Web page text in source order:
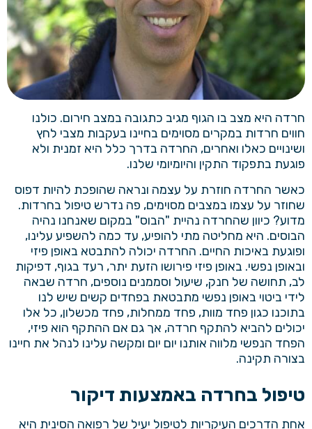
חרדה היא מצב בו הגוף מגיב כתגובה במצב חירום. כולנו
חווים חרדות במקרים מסוימים בחיינו בעקבות מצבי לחץ
ושינויים כאלו ואחרים, החרדה בדרך כלל היא זמנית ולא
פוגעת בתפקוד התקין והיומיומי שלנו.
כאשר החרדה חוזרת על עצמה ונראה שהופכת להיות דפוס
שחוזר על עצמו במצבים מסוימים, פה נדרש טיפול בחרדות.
מדוע? כיוון שהחרדה נהיית "הבוס" במקום שאנחנו נהיה
הבוסים. היא מחליטה מתי להופיע, עד כמה להשפיע עלינו,
ופוגעת באיכות החיים. החרדה יכולה להתבטא באופן פיזי
ובאופן נפשי. באופן פיזי פירושו הזעת יתר, רעד בגוף, דפיקות
לב, תחושה של חנק, שיעול וסממנים נוספים, חרדה שבאה
לידי ביטוי באופן נפשי מתבטאת בפחדים קשים שיש לנו
בתוכנו כגון פחד מוות, פחד ממחלות, פחד מכשלון, כל אלו
יכולים להביא להתקף חרדה, אך גם אם ההתקף הוא פיזי,
הפחד הנפשי מלווה אותנו יום יום ומקשה עלינו לנהל את חיינו
בצורה תקינה.
טיפול בחרדה באמצעות דיקור
אחת הדרכים העיקריות לטיפול יעיל של רפואה הסינית היא